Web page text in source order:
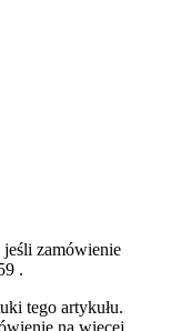
jeśli zamówienie
.
tego artykułu.
na więcej